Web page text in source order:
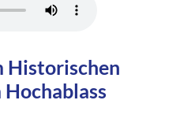
Historischen